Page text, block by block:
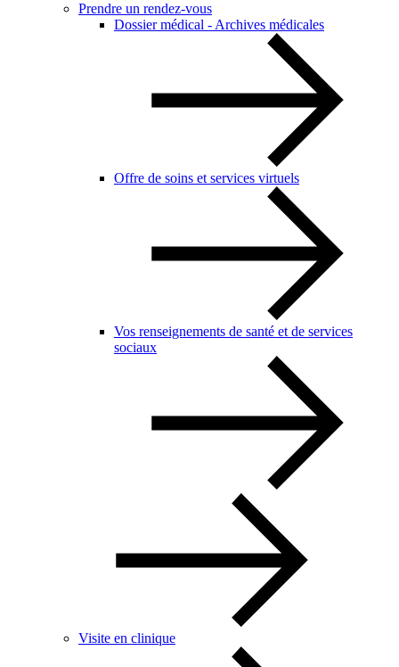
Prendre un rendez-vous
Dossier médical - Archives médicales
Offre de soins et services virtuels
Vos renseignements de santé et de services
sociaux
Visite en clinique